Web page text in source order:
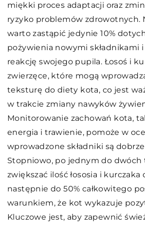
miękki proces adaptacji oraz
ryzyko problemów zdrowotnych.
warto zastąpić jedynie 10%
pożywienia nowymi składnikami
reakcję swojego pupila. Łosoś i
zwierzęce, które mogą
teksturę do diety kota, co jest
w trakcie zmiany nawyków
Monitorowanie zachowań kota,
energia i trawienie, pomoże w
wprowadzone składniki są
Stopniowo, po jednym do dwóch
zwiększać ilość łososia i kurczaka
następnie do 50% całkowitego
warunkiem, że kot wykazuje
Kluczowe jest, aby zapewnić